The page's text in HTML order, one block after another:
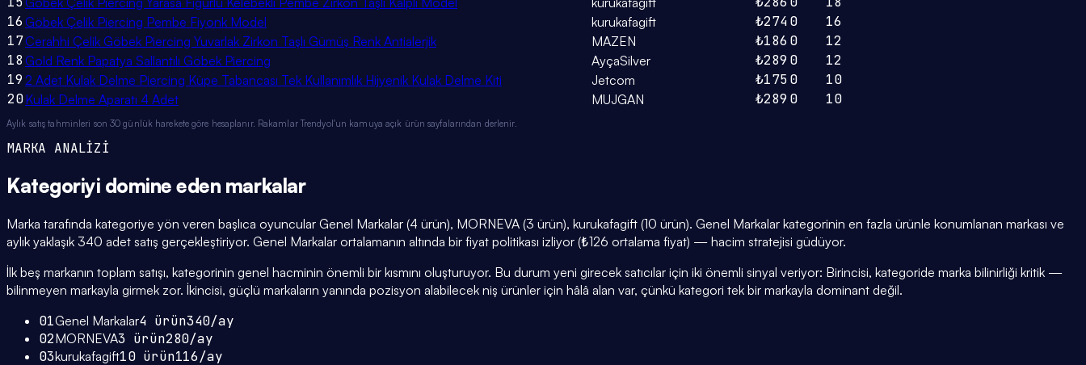
16 Göbek Çelik Piercing Pembe Fiyonk Model kurukafagift ₺2740
16
17Cerahhi Çelik Göbek Piercing Yuvarlak Zirkon Taşlı Gümüş Renk Antialerjik MAZEN ₺186 0
12
18 Gold Renk Papatya Sallantılı Göbek Piercing AyçaSilver ₺289 0
12
19 2 Adet Kulak Delme Piercing Küpe Tabancası Tek Kullanımlık Hijyenik Kulak Delme Kiti Jetcom ₺1750
10
20Kulak Delme Aparatı 4 Adet MUJGAN ₺289 0 10
Aylık satış tahminleri son 30 günlük harekete göre hesaplanır. Rakamlar Trendyol'un kamuya açık ürün sayfalarından derlenir.
MARKA ANALİZİ
Kategoriyi domine eden markalar
Marka tarafında kategoriye yön veren başlıca oyuncular Genel Markalar (4 ürün), MORNEVA (3 ürün), kurukafagift (10 ürün). Genel Markalar kategorinin en fazla ürünle konumlanan markası ve
aylık yaklaşık 340 adet satış gerçekleştiriyor. Genel Markalar ortalamanın altında bir fiyat politikası izliyor (₺126 ortalama fiyat) — hacim stratejisi güdüyor.
İlk beş markanın toplam satışı, kategorinin genel hacminin önemli bir kısmını oluşturuyor. Bu durum yeni girecek satıcılar için iki önemli sinyal veriyor: Birincisi, kategoride marka bilinirliği kritik —
bilinmeyen markayla girmek zor. İkincisi, güçlü markaların yanında pozisyon alabilecek niş ürünler için hâlâ alan var, çünkü kategori tek bir markayla dominant değil.
01Genel Markalar4 ürün340/ay
02MORNEVA3 ürün280/ay
03kurukafagift10ürün116/ay